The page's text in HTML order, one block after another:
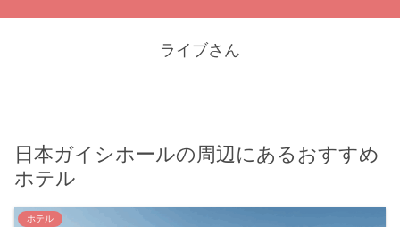
ライブさん
日本ガイシホールの周辺にあるおすすめ
ホテル
ホテル